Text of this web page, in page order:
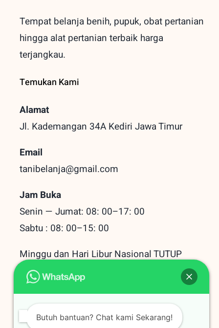
Tempat belanja benih, pupuk, obat pertanian
hingga alat pertanian terbaikharga
terjangkau.
Temukan Kami
Alamat
Jl. Kademangan 34A Kediri Jawa Timur
Email
tanibelanja@gmail.com
Jam Buka
Senin — Jumat: 08: 00–17: 00
Sabtu : 08: 00–15: 00
Minggu dan Hari Libur Nasional TUTUP
Baru Dilihat
Butuh bantuan? Chat kami Sekarang!